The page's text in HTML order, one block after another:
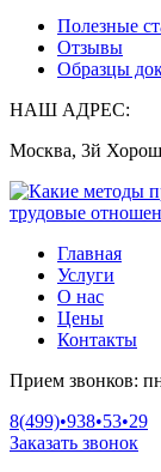
Полезные
Отзывы
Образцы
НАШ АДРЕС:
Москва, 3й
Главная
Услуги
О нас
Цены
Контакты
Прием звонков:
8(499)•938•53•29
Заказать звонок